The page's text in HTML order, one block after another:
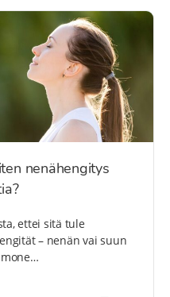
nenähengitys
ettei sitä tule
– nenän vai suun